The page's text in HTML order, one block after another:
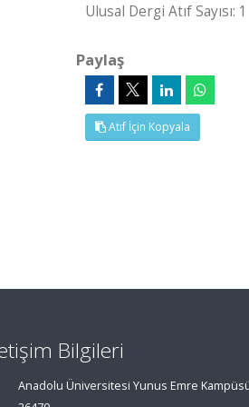
Ulusal Dergi Atıf Sayısı: 1
Paylaş
Atıf İçin Kopyala
Bilgileri
Anadolu Üniversitesi Yunus Emre